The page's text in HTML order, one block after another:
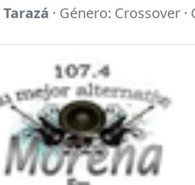
Tarazá · Género: Crossover